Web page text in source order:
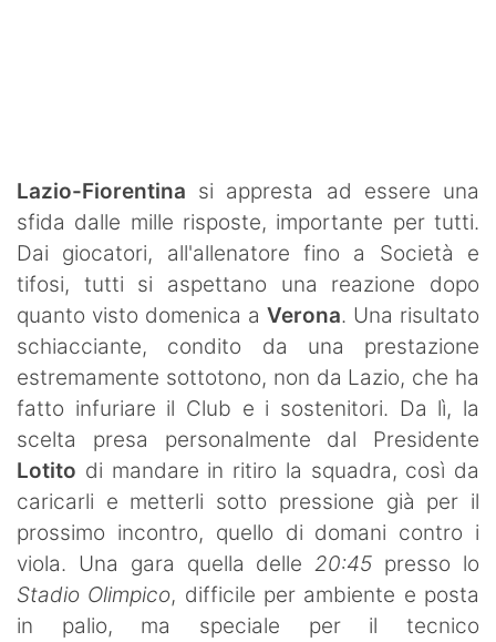
Lazio-Fiorentina si appresta ad essere una
sfida dalle mille risposte, importante per tutti.
Dai giocatori, all'allenatore fino a Società e
tifosi, tutti si aspettano una reazione dopo
quanto visto domenica a Verona. Una risultato
schiacciante, condito da una prestazione
estremamente sottotono, non da Lazio, che ha
fatto infuriare il Club e i sostenitori. Da lì, la
scelta presa personalmente dal Presidente
Lotito di mandare in ritiro la squadra, così da
caricarli e metterli sotto pressione già per il
prossimo incontro, quello di domani contro i
viola. Una gara quella delle 20:45 presso lo
Stadio Olimpico, difficile per ambiente e posta
in palio, ma speciale per il tecnico